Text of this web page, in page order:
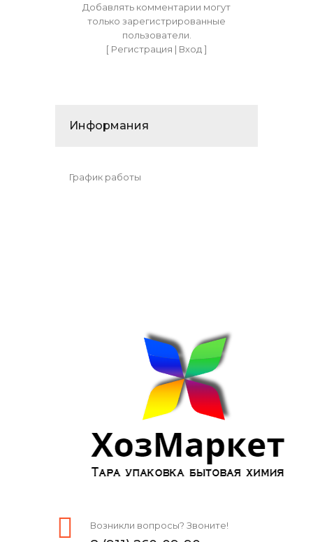
Добавлять комментарии могут
только зарегистрированные
пользователи.
[ Регистрация | Вход]
Информания
График работы
Возникли вопросы? Звоните!